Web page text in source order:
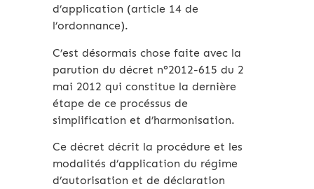
d’application (article 14 de
l’ordonnance).
C’est désormais chose faite avec la
parution du décret n°2012-615 du 2
mai 2012 qui constitue la dernière
étape de ce procéssus de
simplification et d’harmonisation.
Ce décret décrit la procédure et les
modalités d’application du régime
d’autorisation et de déclaration